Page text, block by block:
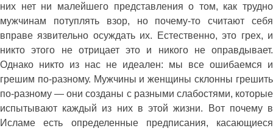
них нет ни малейшего представления о том, как трудно
мужчинам потуплять взор, но почему-то считают себя
вправе язвительно осуждать их. Естественно, это грех, и
никто этого не отрицает это и никого не оправдывает.
Однако никто из нас не идеален: мы все ошибаемся и
грешим по-разному. Мужчины и женщины склонны грешить
по-разному — они созданы с разными слабостями, которые
испытывают каждый из них в этой жизни. Вот почему в
Исламе есть определенные предписания, касающиеся